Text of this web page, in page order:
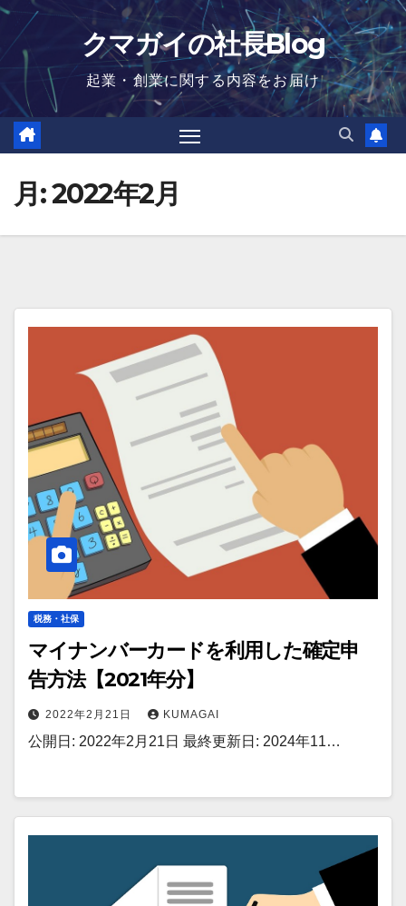
Skip
content
クマガイの社長Blog
起業・創業に関する内容をお届け
月:2022年2月
税務・社保
マイナンバーカードを利用した確定申
告方法【2021年分】
2022年2月21日 KUMAGAI
公開日: 2022年2月21日 最終更新日: 2024年11…